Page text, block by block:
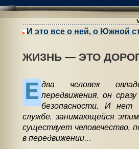
И это все о ней, о Южной
ЖИЗНЬ — ЭТО
Е два человек
передвижения, он
безопасности, И нет
службе, занимающейся
существует человечество,
в передвижении…